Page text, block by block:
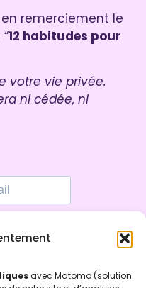
avec Matomo (solution
remerciement le
12 habitudes pour
votre vie privée.
ni cédée, ni